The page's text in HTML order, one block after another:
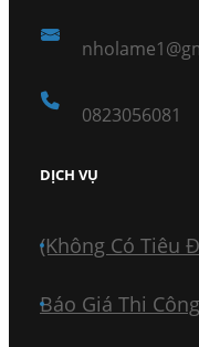
0823056081
DỊCH VỤ
(không Có Tiêu
Báo Giá Thi